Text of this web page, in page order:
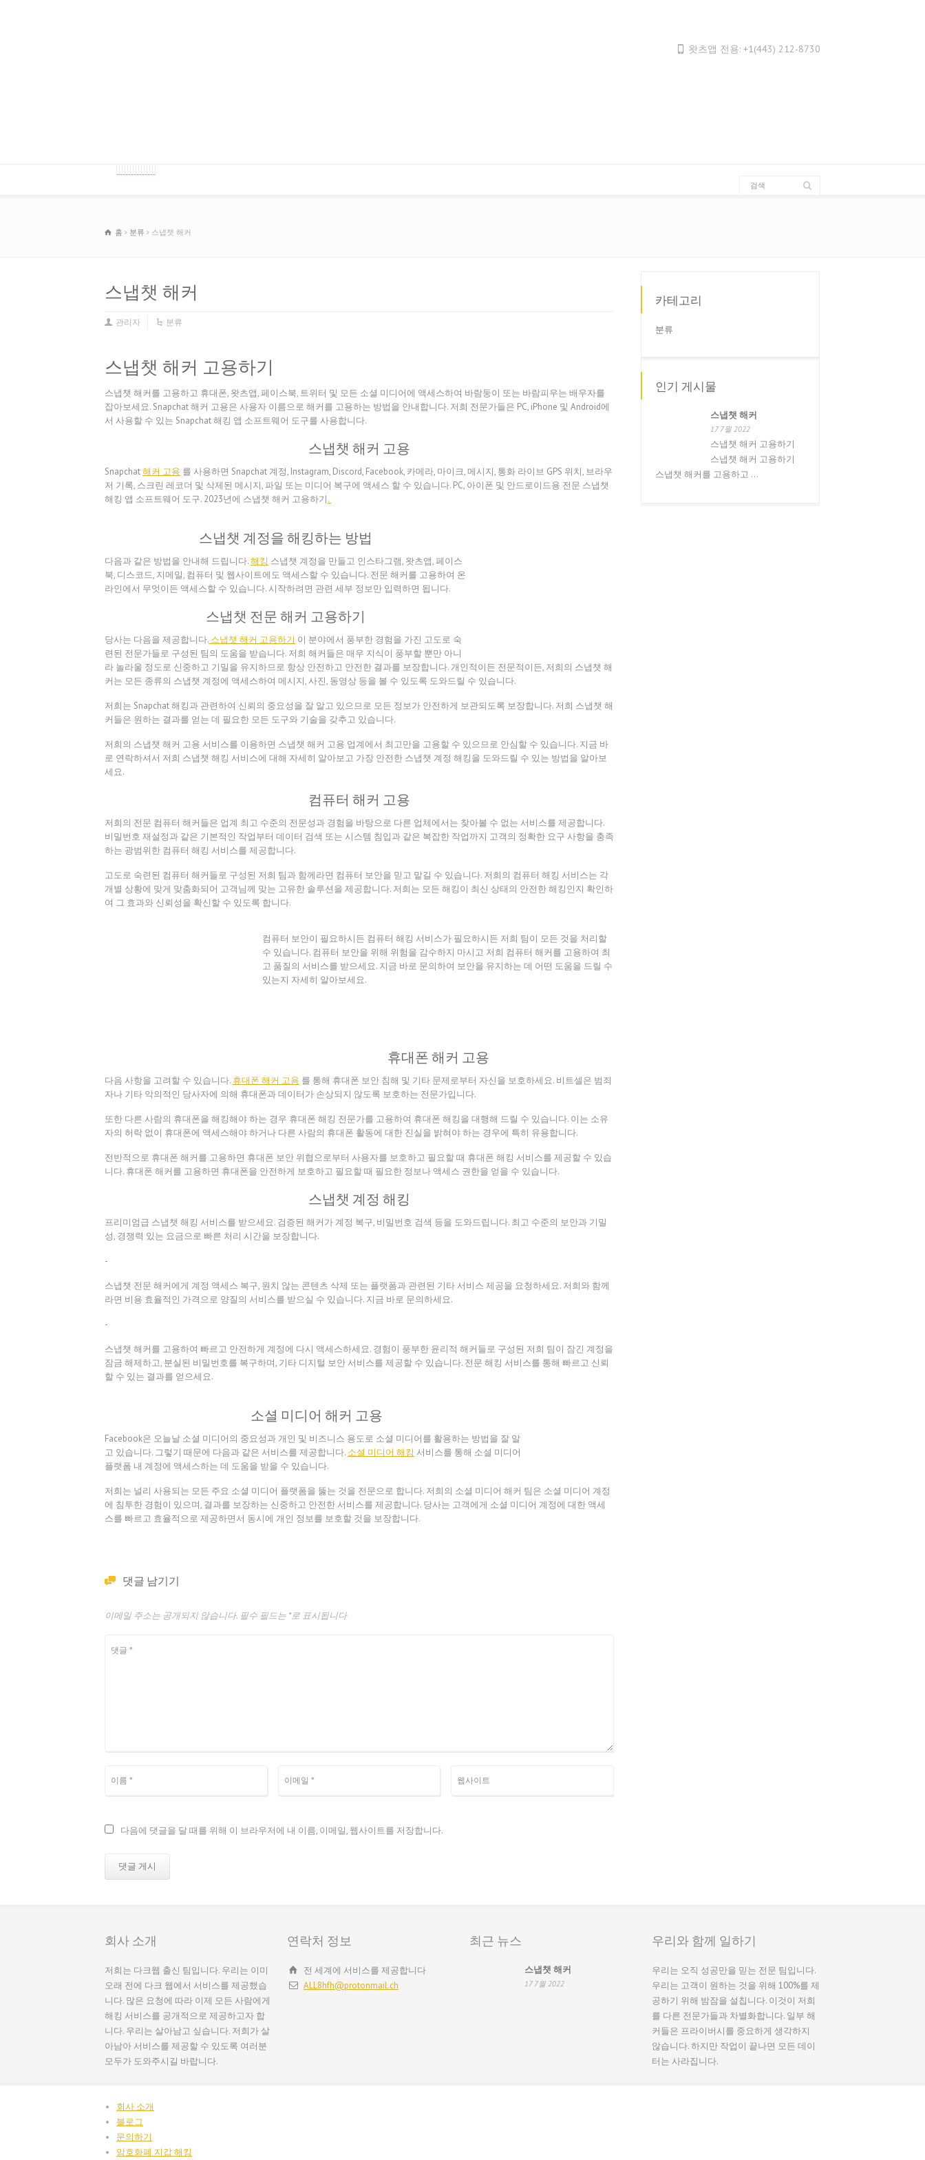
왓츠앱 전용: +1(443) 212-8730
홈 분류 스냅챗 해커
스냅챗 해커
관리자 분류
스냅챗 해커 고용하기
스냅챗 해커를 고용하고 휴대폰, 왓츠앱, 페이스북, 트위터 및 모든 소셜 미디어에 액세스하여 바람둥이 또는 바람피우는 배우자를
잡아보세요. Snapchat 해커 고용은 사용자 이름으로 해커를 고용하는 방법을 안내합니다. 저희 전문가들은 PC, iPhone 및 Android에
서 사용할 수 있는 Snapchat 해킹 앱 소프트웨어 도구를 사용합니다.
스냅챗 해커 고용
Snapchat해커 고용 를 사용하면 Snapchat 계정, Instagram, Discord, Facebook, 카메라, 마이크, 메시지, 통화 라이브 GPS 위치, 브라우
저 기록, 스크린 레코더 및 삭제된 메시지, 파일 또는 미디어 복구에 액세스 할 수 있습니다. PC, 아이폰 및 안드로이드용 전문 스냅챗
해킹 앱 소프트웨어 도구. 2023년에 스냅챗 해커 고용하기.
스냅챗 계정을 해킹하는 방법
다음과 같은 방법을 안내해 드립니다.해킹 스냅챗 계정을 만들고 인스타그램, 왓츠앱, 페이스
북, 디스코드, 지메일, 컴퓨터 및 웹사이트에도 액세스할 수 있습니다. 전문 해커를 고용하여 온
라인에서 무엇이든 액세스할 수 있습니다. 시작하려면 관련 세부 정보만 입력하면 됩니다.
스냅챗 전문 해커 고용하기
당사는 다음을 제공합니다. 스냅챗 해커 고용하기 이 분야에서 풍부한 경험을 가진 고도로 숙
련된 전문가들로 구성된 팀의 도움을 받습니다. 저희 해커들은 매우 지식이 풍부할 뿐만 아니
라 놀라울 정도로 신중하고 기밀을 유지하므로 항상 안전하고 안전한 결과를 보장합니다. 개인적이든 전문적이든, 저희의 스냅챗 해
커는 모든 종류의 스냅챗 계정에 액세스하여 메시지, 사진, 동영상 등을 볼 수 있도록 도와드릴 수 있습니다.
저희는 Snapchat 해킹과 관련하여 신뢰의 중요성을 잘 알고 있으므로 모든 정보가 안전하게 보관되도록 보장합니다. 저희 스냅챗 해
커들은 원하는 결과를 얻는 데 필요한 모든 도구와 기술을 갖추고 있습니다.
저희의 스냅챗 해커 고용 서비스를 이용하면 스냅챗 해커 고용 업계에서 최고만을 고용할 수 있으므로 안심할 수 있습니다. 지금 바
로 연락하셔서 저희 스냅챗 해킹 서비스에 대해 자세히 알아보고 가장 안전한 스냅챗 계정 해킹을 도와드릴 수 있는 방법을 알아보
세요.
컴퓨터 해커 고용
저희의 전문 컴퓨터 해커들은 업계 최고 수준의 전문성과 경험을 바탕으로 다른 업체에서는 찾아볼 수 없는 서비스를 제공합니다.
비밀번호 재설정과 같은 기본적인 작업부터 데이터 검색 또는 시스템 침입과 같은 복잡한 작업까지 고객의 정확한 요구 사항을 충족
하는 광범위한 컴퓨터 해킹 서비스를 제공합니다.
고도로 숙련된 컴퓨터 해커들로 구성된 저희 팀과 함께라면 컴퓨터 보안을 믿고 맡길 수 있습니다. 저희의 컴퓨터 해킹 서비스는 각
개별 상황에 맞게 맞춤화되어 고객님께 맞는 고유한 솔루션을 제공합니다. 저희는 모든 해킹이 최신 상태의 안전한 해킹인지 확인하
여 그 효과와 신뢰성을 확신할 수 있도록 합니다.
컴퓨터 보안이 필요하시든 컴퓨터 해킹 서비스가 필요하시든 저희 팀이 모든 것을 처리할
수 있습니다. 컴퓨터 보안을 위해 위험을 감수하지 마시고 저희 컴퓨터 해커를 고용하여 최
고 품질의 서비스를 받으세요. 지금 바로 문의하여 보안을 유지하는 데 어떤 도움을 드릴 수
있는지 자세히 알아보세요.
휴대폰 해커 고용
다음 사항을 고려할 수 있습니다. 휴대폰 해커 고용 를 통해 휴대폰 보안 침해 및 기타 문제로부터 자신을 보호하세요. 비트셀은 범죄
자나 기타 악의적인 당사자에 의해 휴대폰과 데이터가 손상되지 않도록 보호하는 전문가입니다.
또한 다른 사람의 휴대폰을 해킹해야 하는 경우 휴대폰 해킹 전문가를 고용하여 휴대폰 해킹을 대행해 드릴 수 있습니다. 이는 소유
자의 허락 없이 휴대폰에 액세스해야 하거나 다른 사람의 휴대폰 활동에 대한 진실을 밝혀야 하는 경우에 특히 유용합니다.
전반적으로 휴대폰 해커를 고용하면 휴대폰 보안 위협으로부터 사용자를 보호하고 필요할 때 휴대폰 해킹 서비스를 제공할 수 있습
니다. 휴대폰 해커를 고용하면 휴대폰을 안전하게 보호하고 필요할 때 필요한 정보나 액세스 권한을 얻을 수 있습니다.
스냅챗 계정 해킹
프리미엄급 스냅챗 해킹 서비스를 받으세요. 검증된 해커가 계정 복구, 비밀번호 검색 등을 도와드립니다. 최고 수준의 보안과 기밀
성, 경쟁력 있는 요금으로 빠른 처리 시간을 보장합니다.
-
스냅챗 전문 해커에게 계정 액세스 복구, 원치 않는 콘텐츠 삭제 또는 플랫폼과 관련된 기타 서비스 제공을 요청하세요. 저희와 함께
라면 비용 효율적인 가격으로 양질의 서비스를 받으실 수 있습니다. 지금 바로 문의하세요.
-
스냅챗 해커를 고용하여 빠르고 안전하게 계정에 다시 액세스하세요. 경험이 풍부한 윤리적 해커들로 구성된 저희 팀이 잠긴 계정을
잠금 해제하고, 분실된 비밀번호를 복구하며, 기타 디지털 보안 서비스를 제공할 수 있습니다. 전문 해킹 서비스를 통해 빠르고 신뢰
할 수 있는 결과를 얻으세요.
소셜 미디어 해커 고용
Facebook은 오늘날 소셜 미디어의 중요성과 개인 및 비즈니스 용도로 소셜 미디어를 활용하는 방법을 잘 알
고 있습니다. 그렇기 때문에 다음과 같은 서비스를 제공합니다. 소셜 미디어 해킹 서비스를 통해 소셜 미디어
플랫폼 내 계정에 액세스하는 데 도움을 받을 수 있습니다.
저희는 널리 사용되는 모든 주요 소셜 미디어 플랫폼을 뚫는 것을 전문으로 합니다. 저희의 소셜 미디어 해커 팀은 소셜 미디어 계정
에 침투한 경험이 있으며, 결과를 보장하는 신중하고 안전한 서비스를 제공합니다. 당사는 고객에게 소셜 미디어 계정에 대한 액세
스를 빠르고 효율적으로 제공하면서 동시에 개인 정보를 보호할 것을 보장합니다.
댓글 남기기
이메일 주소는 공개되지 않습니다. 필수 필드는 *로 표시됩니다
다음에 댓글을 달 때를 위해 이 브라우저에 내 이름, 이메일, 웹사이트를 저장합니다.
카테고리
분류
인기 게시물
스냅챗 해커
17 7월 2022
스냅챗 해커 고용하기
스냅챗 해커 고용하기
스냅챗 해커를 고용하고 ...
회사 소개
저희는 다크웹 출신 팀입니다. 우리는 이미
오래 전에 다크 웹에서 서비스를 제공했습
니다. 많은 요청에 따라 이제 모든 사람에게
해킹 서비스를 공개적으로 제공하고자 합
니다. 우리는 살아남고 싶습니다. 저희가 살
아남아 서비스를 제공할 수 있도록 여러분
모두가 도와주시길 바랍니다.
연락처 정보
전 세계에 서비스를 제공합니다
ALL8hfh@protonmail.ch
최근 뉴스
스냅챗 해커
17 7월 2022
우리와 함께 일하기
우리는 오직 성공만을 믿는 전문 팀입니다.
우리는 고객이 원하는 것을 위해 100%를 제
공하기 위해 밤잠을 설칩니다. 이것이 저희
를 다른 전문가들과 차별화합니다. 일부 해
커들은 프라이버시를 중요하게 생각하지
않습니다. 하지만 작업이 끝나면 모든 데이
터는 사라집니다.
회사 소개
블로그
문의하기
암호화폐 지갑 해킹
Français de Belgique
Bahasa Melayu
简体中文
香港中文
繁體中文